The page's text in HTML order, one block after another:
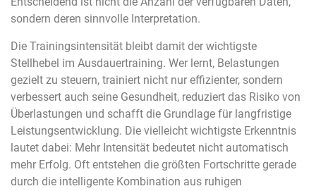
sondern deren sinnvolle Interpretation.
Die Trainingsintensität bleibt damit der wichtigste
Stellhebel im Ausdauertraining. Wer lernt, Belastungen
gezielt zu steuern, trainiert nicht nur effizienter, sondern
verbessert auch seine Gesundheit, reduziert das Risiko von
Überlastungen und schafft die Grundlage für langfristige
Leistungsentwicklung. Die vielleicht wichtigste Erkenntnis
lautet dabei: Mehr Intensität bedeutet nicht automatisch
mehr Erfolg. Oft entstehen die größten Fortschritte gerade
durch die intelligente Kombination aus ruhigen